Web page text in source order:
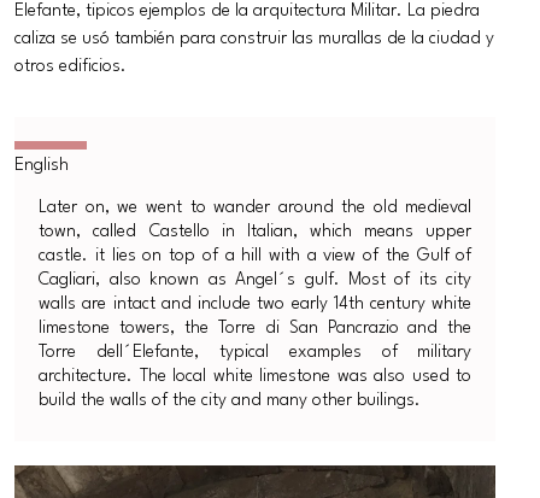
Elefante, tipicos ejemplos de la arquitectura Militar. La piedra
caliza se usó también para construir las murallas de la ciudad y
otros edificios.
Later on, we went to wander around the old medieval
town, called Castello in Italian, which means upper
castle. it lies on top of a hill with a view of the Gulf of
Cagliari, also known as Angel´s gulf. Most of its city
walls are intact and include two early 14th century white
limestone towers, the Torre di San Pancrazio and the
Torre dell´Elefante, typical examples of military
architecture. The local white limestone was also used to
build the walls of the city and many other builings.